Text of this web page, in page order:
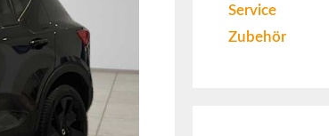
Service
Zubehör